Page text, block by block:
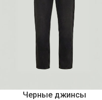
Черные джинсы